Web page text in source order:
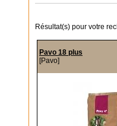
Résultat(s) pour votre
Pavo 18 plus
[Pavo]